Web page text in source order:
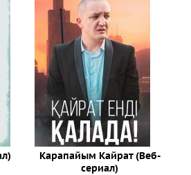
Карапайым Кайрат (Веб-
сериал)